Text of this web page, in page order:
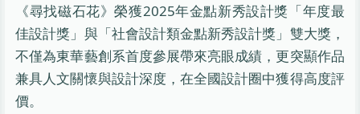
《尋找磁石花》榮獲2025年金點新秀設計獎「年度最
佳設計獎」與「社會設計類金點新秀設計獎」雙大獎，
不僅為東華藝創系首度參展帶來亮眼成績，更突顯作品
兼具人文關懷與設計深度，在全國設計圈中獲得高度評
價。